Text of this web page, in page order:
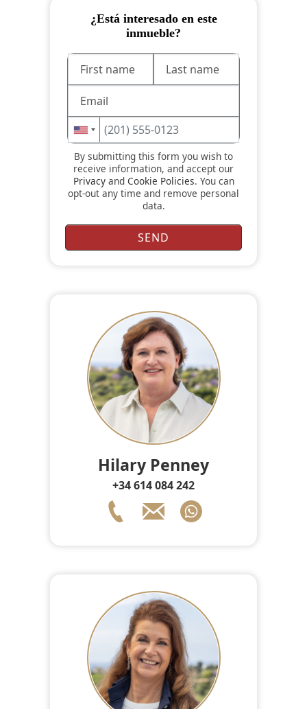
¿Está interesado en este
inmueble?
By submitting this form you wish to
receive information, and accept our
Privacyand Cookie Policies. You can
opt-out any time and remove personal
data.
Hilary Penney
+34 614 084 242